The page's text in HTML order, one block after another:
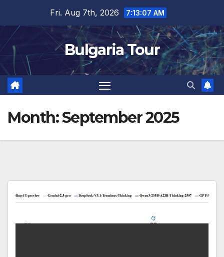
content
Fri. Aug 7th, 2026 7:13:08 AM
Bulgaria Tour
Month:September 2025